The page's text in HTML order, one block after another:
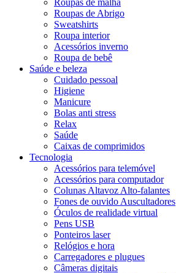
Roupas de Abrigo
Sweatshirts
Roupa interior
Acessórios inverno
Roupa de bebê
Saúde e beleza
Cuidado pessoal
Higiene
Manicure
Bolas anti stress
Relax
Saúde
Caixas de comprimidos
Tecnologia
Acessórios para telemóvel
Acessórios para computador
Colunas Altavoz Alto-falantes
Fones de ouvido Auscultadores
Óculos de realidade virtual
Pens USB
Ponteiros laser
Relógios e hora
Carregadores e plugues
Câmeras digitais